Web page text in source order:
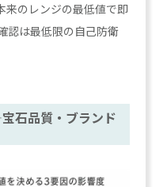
来のレンジの最低値で即
認は最低限の自己防衛
石品質・ブランド